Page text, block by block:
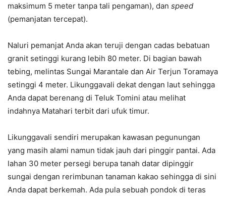
maksimum 5 meter tanpa tali pengaman), dan speed
(pemanjatan tercepat).
Naluri pemanjat Anda akan teruji dengan cadas bebatuan
granit setinggi kurang lebih 80 meter. Di bagian bawah
tebing, melintas Sungai Marantale dan Air Terjun Toramaya
setinggi 4 meter. Likunggavali dekat dengan laut sehingga
Anda dapat berenang di Teluk Tomini atau melihat
indahnya Matahari terbit dari ufuk timur.
Likunggavali sendiri merupakan kawasan pegunungan
yang masih alami namun tidak jauh dari pinggir pantai. Ada
lahan 30 meter persegi berupa tanah datar dipinggir
sungai dengan rerimbunan tanaman kakao sehingga di sini
Anda dapat berkemah. Ada pula sebuah pondok di teras